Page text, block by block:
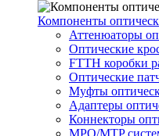
Компоненты
Аттенюаторы
Оптические
FTTH коробки
Оптические
Муфты
Адаптеры
Коннекторы
MPO/MTP